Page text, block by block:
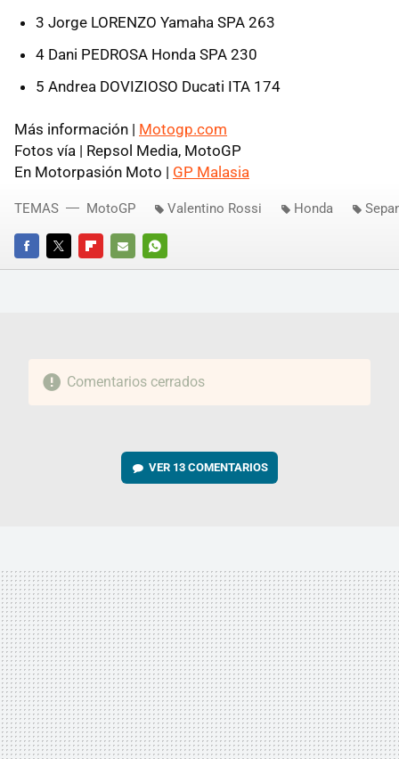
3 Jorge LORENZO Yamaha SPA 263
4 Dani PEDROSA Honda SPA 230
5 Andrea DOVIZIOSO Ducati ITA 174
Más información | Motogp.com
Fotos vía | Repsol Media, MotoGP
En Motorpasión Moto | GP Malasia
FACEBOOKTWITTERFLIPBOARD
E-
WHATSAPP
TEMAS MotoGP Valentino Rossi Honda
Comentarios cerrados
VER 13 COMENTARIOS